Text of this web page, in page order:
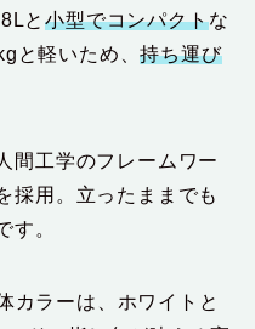
と小型でコンパクトな
と軽いため、持ち運び
間工学のフレームワー
採用。立ったままでも
す。
カラーは、ホワイトと